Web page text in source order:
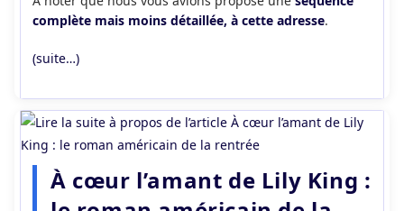
complète mais moins détaillée, à cette adresse.
(suite…)
À cœur l’amant de Lily King :